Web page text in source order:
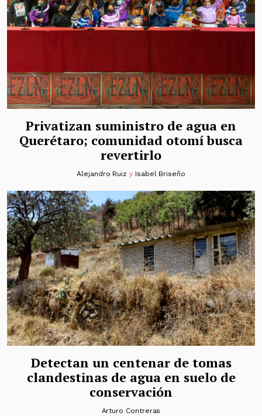
Privatizan suministro de agua en
Querétaro; comunidad otomí busca
revertirlo
Alejandro Ruiz y Isabel Briseño
Detectan un centenar de tomas
clandestinas de agua en suelo de
conservación
Arturo Contreras